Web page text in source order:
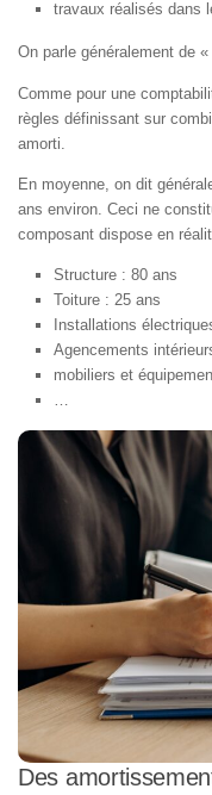
travaux réalisés dans
On parle généralement de
Comme pour une
règles définissant sur
amorti.
En moyenne, on dit
ans environ. Ceci ne
composant dispose en
Structure : 80 ans
Toiture : 25 ans
Installations
Agencements
mobiliers et
Des